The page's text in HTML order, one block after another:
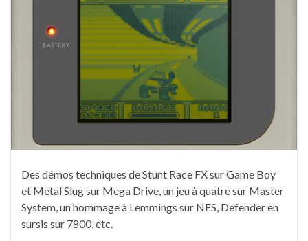
Des démos techniques de Stunt Race FX sur Game Boy
et Metal Slug sur Mega Drive, un jeu à quatre sur Master
System, un hommage à Lemmings sur NES, Defender en
sursis sur 7800, etc.